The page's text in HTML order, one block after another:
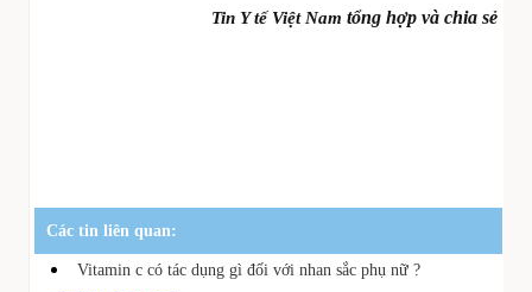
Tin Y tế Việt Nam tổng hợp và chia sẻ
Các tin liên quan:
Vitamin c có tác dụng gì đối với nhan sắc phụ nữ ?